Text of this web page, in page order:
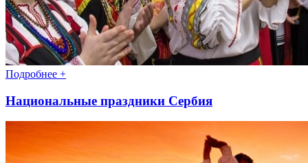
Подробнее +
Национальные праздники Сербия